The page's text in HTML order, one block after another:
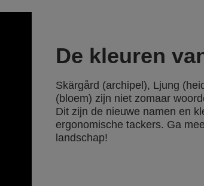
De kleuren
Skärgård (archipel), Ljung
(bloem) zijn niet zomaar
Dit zijn de nieuwe namen en
ergonomische tackers. Ga
landschap!